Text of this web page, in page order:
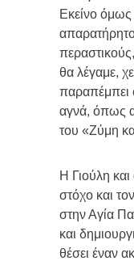
Εκείνο
περαστικούς,
θα λέγαμε,
παραπέμπει
αγνά, όπως
του «Ζύμη
Η Γιούλη
στόχο και
στην Αγία
και
θέσει έναν